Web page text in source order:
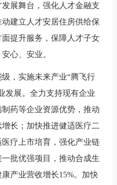
展舞台，强化人才金融支
建立人才安居住房供给保
提升服务，保障人才子女
心、安业。
级，实施未来产业“腾飞行
发展。全力支持现有企业
药等企业资源优势，推动
长；加快推进健适医疗二
疗上市培育，强化产业链
批优强项目，推动合成生
产业营收增长15%。加快